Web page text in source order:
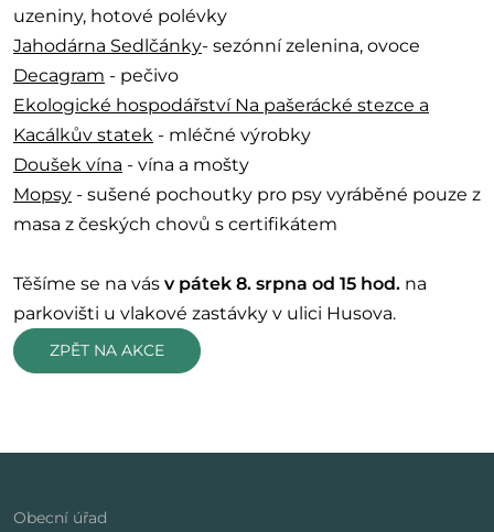
uzeniny, hotové polévky
Jahodárna Sedlčánky- sezónní zelenina, ovoce
Decagram - pečivo
Ekologické hospodářství Na pašerácké stezce a
Kacálkův statek - mléčné výrobky
Doušek vína - vína a mošty
Mopsy - sušené pochoutky pro psy vyráběné pouze z
masa z českých chovů s certifikátem
Těšíme se na vás v pátek 8. srpna od 15 hod. na
parkovišti u vlakové zastávky v ulici Husova.
ZPĚT NA AKCE
Obecní úřad